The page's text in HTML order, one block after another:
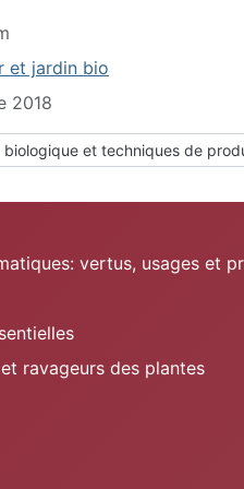
et jardin bio
2018
serre: culture biologique et
et techniques de
vertus, usages et
ravageurs des plantes